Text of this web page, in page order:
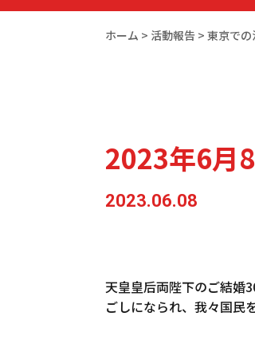
ホーム > 活動報告 > 東京での
2023年6月
2023.06.08
天皇皇后両陛下のご結婚
ごしになられ、我々国民